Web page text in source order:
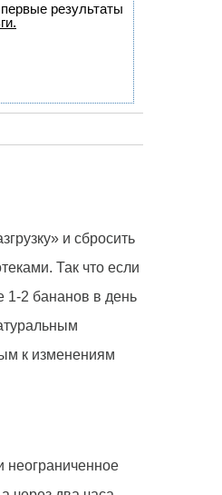
результаты
и сбросить
Так что если
1-2 бананов в день
к изменениям
неограниченное